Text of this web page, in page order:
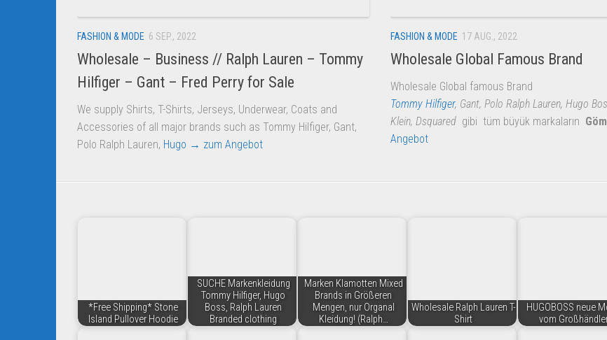
FASHION & MODE 6 SEP., 2022
Wholesale – Business // Ralph Lauren – Tommy
Hilfiger – Gant – Fred Perry for Sale
We supply Shirts, T-Shirts, Jerseys, Underwear, Coats and
Accessories of all major brands such as Tommy Hilfiger, Gant,
Polo Ralph Lauren, Hugo → zum Angebot
FASHION & MODE 17 AUG., 2022
Wholesale Global Famous Brand
Wholesale Global famous Brand
Tommy Hilfiger, Gant, Polo Ralph Lauren, Hugo
Klein, Dsquared gibi tüm büyük markaların
Angebot
*Free Shipping* Stone
Island Pullover Hoodie
SUCHE Markenkleidung
Tommy Hilfiger, Hugo
Boss, Ralph Lauren
Branded clothing
Marken Klamotten Mixed
Brands in Größeren
Mengen, nur Organal
Kleidung! (Ralph…
Wholesale Ralph Lauren T-
Shirt
HUGOBOSS neue
vom